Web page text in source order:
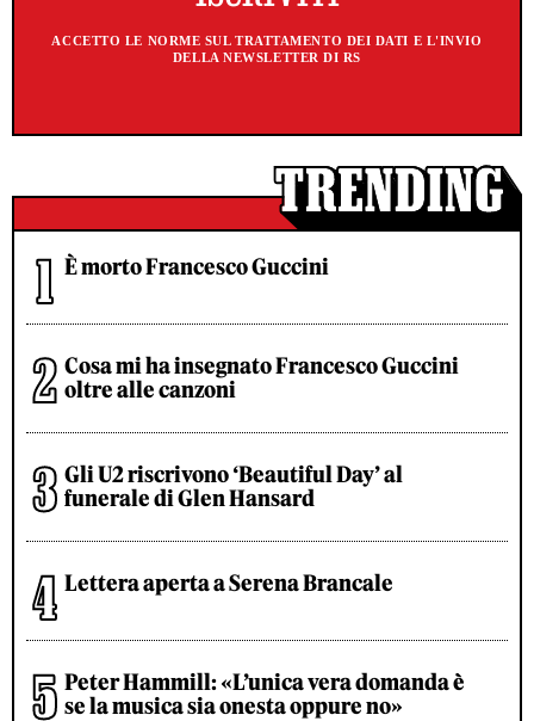
ACCETTO LE NORME SUL TRATTAMENTO DEI DATI E L'INVIO
DELLA NEWSLETTER DI RS
È morto Francesco Guccini
Cosa mi ha insegnato Francesco Guccini
oltre alle canzoni
Gli U2 riscrivono ‘Beautiful Day’ al
funerale di Glen Hansard
Lettera aperta a Serena Brancale
Peter Hammill: «L’unica vera domanda è
se la musica sia onesta oppure no»